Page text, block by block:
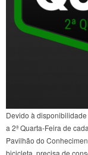
Devido à
a 2ª Quarta-Feira de
Pavilhão do